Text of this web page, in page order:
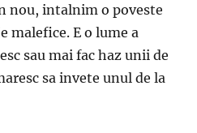
nou, intalnim o poveste
malefice. E o lume a
sau mai fac haz unii de
sa invete unul de la